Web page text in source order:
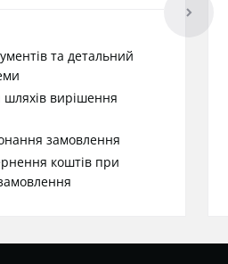
та детальний
шляхів вирішення
замовлення
коштів при
arrowright